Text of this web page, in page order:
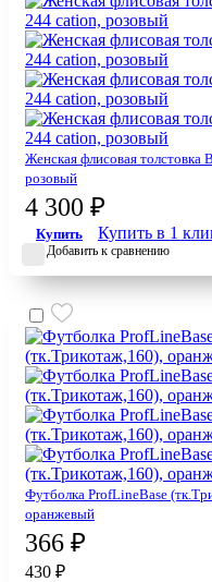
Женская флисовая толстовка
розовый
4 300 ₽
Купить Купить в 1
Добавить к сравнению
Футболка ProfLineBase
оранжевый
366 ₽
430 ₽